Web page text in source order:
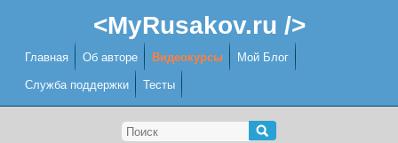
<MyRusakov.ru />
Главная Об авторе Видеокурсы Мой Блог
Служба поддержки Тесты